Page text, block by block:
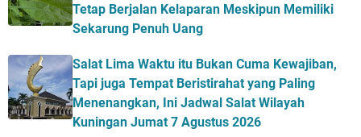
Tetap Berjalan Kelaparan Meskipun Memiliki
Sekarung Penuh Uang
Salat Lima Waktu itu Bukan Cuma Kewajiban,
Tapi juga Tempat Beristirahat yang Paling
Menenangkan, Ini Jadwal Salat Wilayah
Kuningan Jumat 7 Agustus 2026